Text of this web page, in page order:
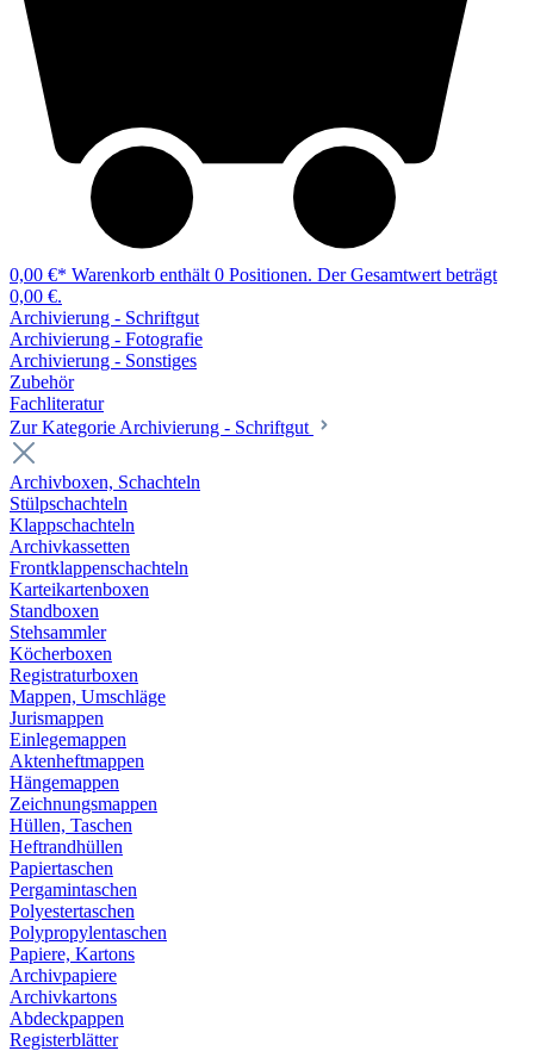
0,00 €* Warenkorb enthält 0 Positionen. Der Gesamtwert beträgt
0,00 €.
Archivierung - Schriftgut
Archivierung - Fotografie
Archivierung - Sonstiges
Zubehör
Fachliteratur
Zur Kategorie Archivierung - Schriftgut
Archivboxen, Schachteln
Stülpschachteln
Klappschachteln
Archivkassetten
Frontklappenschachteln
Karteikartenboxen
Standboxen
Stehsammler
Köcherboxen
Registraturboxen
Mappen, Umschläge
Jurismappen
Einlegemappen
Aktenheftmappen
Hängemappen
Zeichnungsmappen
Hüllen, Taschen
Heftrandhüllen
Papiertaschen
Pergamintaschen
Polyestertaschen
Polypropylentaschen
Papiere, Kartons
Archivpapiere
Archivkartons
Abdeckpappen
Registerblätter